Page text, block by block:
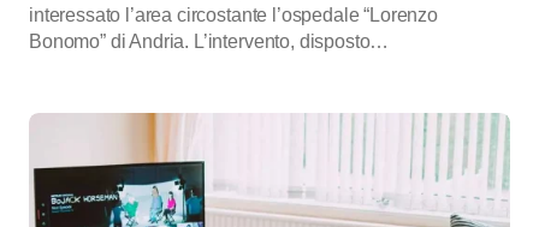
interessato l’area circostante l’ospedale “Lorenzo
Bonomo” di Andria. L’intervento, disposto…